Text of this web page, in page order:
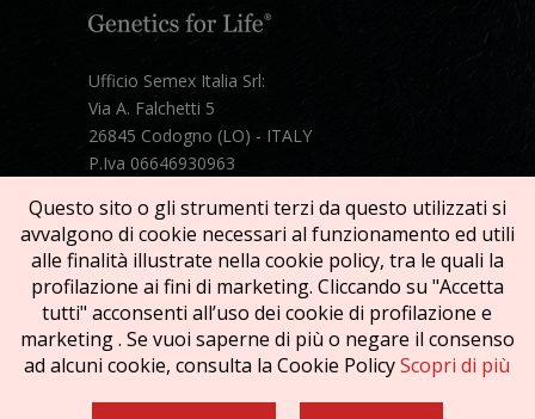
Ufficio Semex Italia Srl:
Via A. Falchetti 5
26845 Codogno (LO) - ITALY
P.Iva 06646930963
Mail: semex@semexitalia.it
Guarda la mappa
Questo sito o gli strumenti terzi da questo utilizzati si
avvalgono di cookie necessari al funzionamento ed utili
alle finalità illustrate nella cookie policy, tra le quali la
profilazione ai fini di marketing. Cliccando su "Accetta
tutti" acconsenti all’uso dei cookie di profilazione e
marketing . Se vuoi saperne di più o negare il consenso
ad alcuni cookie, consulta la Cookie PolicyScopri di più